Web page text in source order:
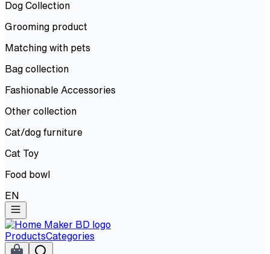
Dog Collection
Grooming product
Matching with pets
Bag collection
Fashionable Accessories
Other collection
Cat/dog furniture
Cat Toy
Food bowl
EN
ProductsCategories